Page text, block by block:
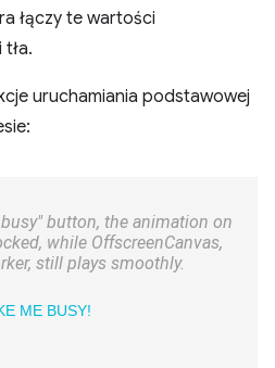
łączy te wartości
uruchamiania podstawowej